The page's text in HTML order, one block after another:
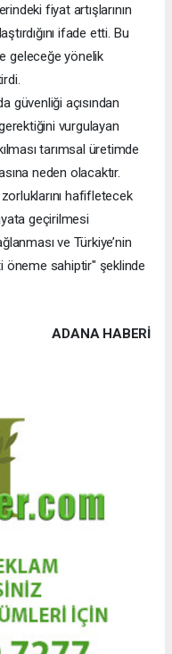
fiyat artışlarının
ifade etti. Bu
geleceğe yönelik
güvenliği açısından
vurgulayan
tarımsal üretimde
neden olacaktır.
hafifletecek
geçirilmesi
ve Türkiye’nin
öneme sahiptir" şeklinde
ADANA HABERİ